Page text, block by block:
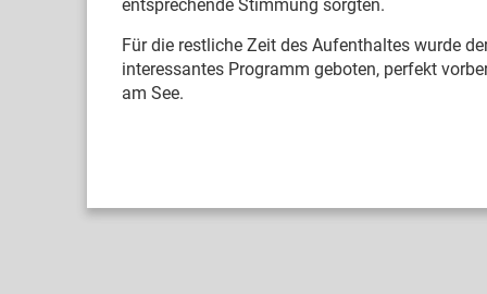
entsprechende Stimmung sorgten.
Für die restliche Zeit des Aufenthaltes wurde
interessantes Programm geboten, perfekt
am See.